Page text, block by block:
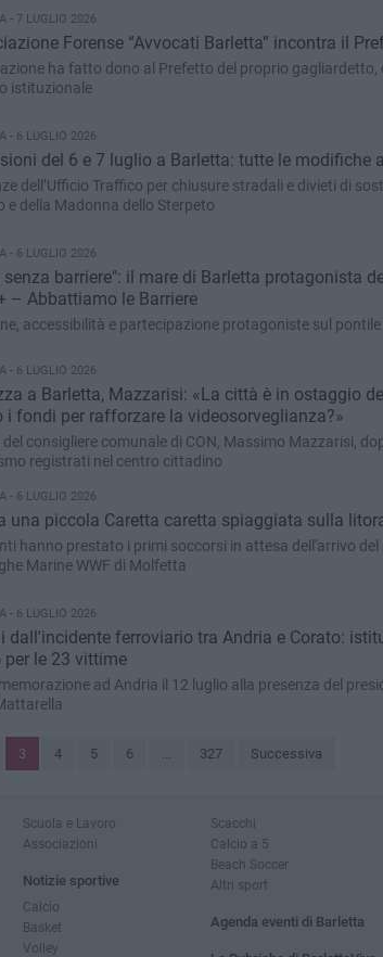
- 7 LUGLIO 2026
Forense “Avvocati Barletta” incontra il
ha fatto dono al Prefetto del proprio gagliardetto,
istituzionale
- 6 LUGLIO 2026
del 6 e 7 luglio a Barletta: tutte le modifiche
dell’Ufficio Traffico per chiusure stradali e divieti di
e della Madonna dello Sterpeto
- 6 LUGLIO 2026
senza barriere": il mare di Barletta protagonista
– Abbattiamo le Barriere
accessibilità e partecipazione protagoniste sul
- 6 LUGLIO 2026
a Barletta, Mazzarisi: «La città è in ostaggio
i fondi per rafforzare la videosorveglianza?»
consigliere comunale di CON, Massimo Mazzarisi,
registrati nel centro cittadino
- 6 LUGLIO 2026
una piccola Caretta caretta spiaggiata sulla
hanno prestato i primi soccorsi in attesa dell'arrivo del
Marine WWF di Molfetta
- 6 LUGLIO 2026
dall'incidente ferroviario tra Andria e Corato:
per le 23 vittime
ad Andria il 12 luglio alla presenza del
3 4 5 6 ... 327 Successiva
Scuola e Lavoro
Associazioni
Notizie sportive
Calcio
Basket
Volley
Scacchi
Calcio a 5
Beach Soccer
Altri sport
Agenda eventi di Barletta